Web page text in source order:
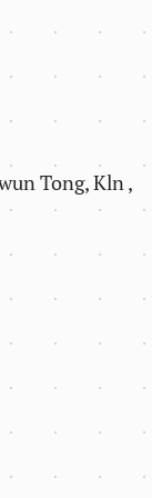
Tong, Kln ,